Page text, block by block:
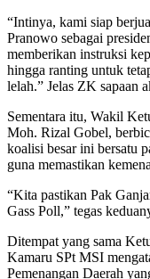
“Intinya, kami siap
Pranowo sebagai
memberikan instruksi
hingga ranting untuk
lelah.” Jelas ZK sapaan
Sementara itu, Wakil
Moh. Rizal Gobel,
koalisi besar ini bersatu
guna memastikan
“Kita pastikan Pak
Gass Poll,” tegas
Ditempat yang sama
Kamaru SPt MSI
Pemenangan Daerah